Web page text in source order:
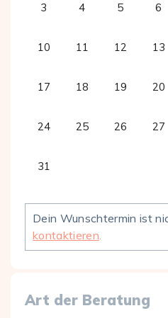
3 4 5 6
10 11 12 13
17 18 19 20
24 25 26 27
31
Dein Wunschtermin ist
kontaktieren
Art der Beratung